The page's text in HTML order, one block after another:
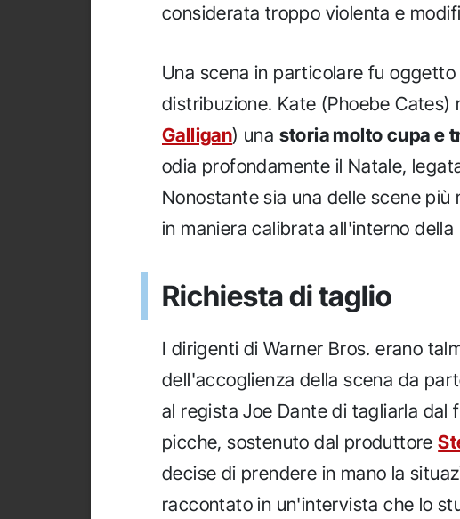
considerata troppo violenta e
Una scena in particolare fu
distribuzione. Kate (Phoebe Cates)
Galligan) una storia molto cupa e
odia profondamente il Natale,
Nonostante sia una delle scene più
in maniera calibrata all'interno della
Richiesta di taglio
I dirigenti di Warner Bros. erano
dell'accoglienza della scena da
al regista Joe Dante di tagliarla dal
picche, sostenuto dal produttore
decise di prendere in mano la
raccontato in un'intervista che lo